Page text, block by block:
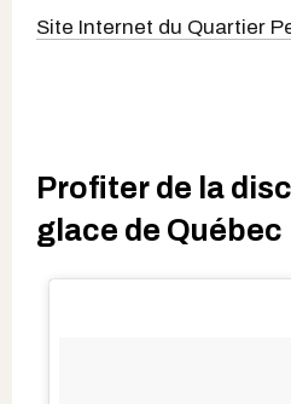
Site Internet du Quartier
Profiter de la
glace de Québec